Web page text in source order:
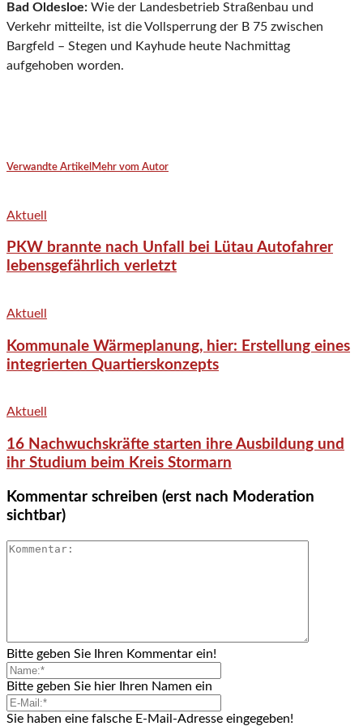
Bad Oldesloe: Wie der Landesbetrieb Straßenbau und
Verkehr mitteilte, ist die Vollsperrung der B 75 zwischen
Bargfeld – Stegen und Kayhude heute Nachmittag
aufgehoben worden.
Verwandte Artikel Mehr vom Autor
Aktuell
PKW brannte nach Unfall bei Lütau Autofahrer
lebensgefährlich verletzt
Aktuell
Kommunale Wärmeplanung, hier: Erstellung eines
integrierten Quartierskonzepts
Aktuell
16 Nachwuchskräfte starten ihre Ausbildung und
ihr Studium beim Kreis Stormarn
Kommentar schreiben (erst nach Moderation
sichtbar)
Bitte geben Sie Ihren Kommentar ein!
Bitte geben Sie hier Ihren Namen ein
Sie haben eine falsche E-Mail-Adresse eingegeben!